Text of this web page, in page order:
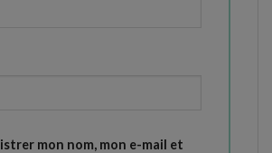
mon nom, mon e-mail et